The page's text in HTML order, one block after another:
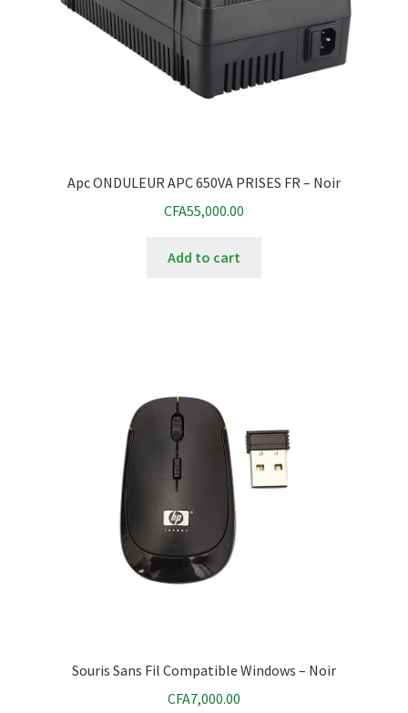
Apc ONDULEUR APC 650VA PRISES FR – Noir
CFA55,000.00
Add to cart
Souris Sans Fil Compatible Windows – Noir
CFA7,000.00